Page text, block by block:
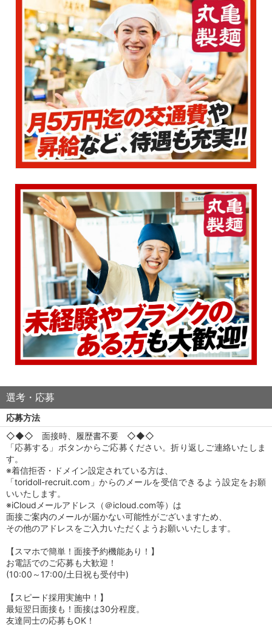
選考・応募
応募方法
◇◆◇ 面接時、履歴書不要 ◇◆◇
「応募する」ボタンからご応募ください。折り返しご連絡いたしま
す。
※着信拒否・ドメイン設定されている方は、
「toridoll-recruit.com」からのメールを受信できるよう設定をお願
いいたします。
※iCloudメールアドレス（＠icloud.com等）は
面接ご案内のメールが届かない可能性がございますため、
その他のアドレスをご入力いただくようお願いいたします。
【スマホで簡単！面接予約機能あり！】
お電話でのご応募も大歓迎！
(10:00～17:00/土日祝も受付中)
【スピード採用実施中！】
最短翌日面接も！面接は30分程度。
友達同士の応募もOK！